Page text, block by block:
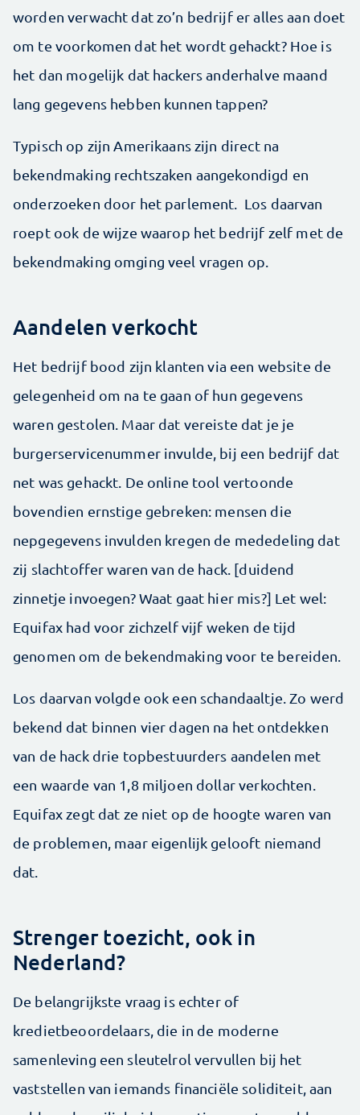
worden verwacht dat zo’n bedrijf er alles aan doet
om te voorkomen dat het wordt gehackt? Hoe is
het dan mogelijk dat hackers anderhalve maand
lang gegevens hebben kunnen tappen?
Typisch op zijn Amerikaans zijn direct na
bekendmaking rechtszaken aangekondigd en
onderzoeken door het parlement. Los daarvan
roept ook de wijze waarop het bedrijf zelf met de
bekendmaking omging veel vragen op.
Aandelen verkocht
Het bedrijf bood zijn klanten via een website de
gelegenheid om na te gaan of hun gegevens
waren gestolen. Maar dat vereiste dat je je
burgerservicenummer invulde, bij een bedrijf dat
net was gehackt. De online tool vertoonde
bovendien ernstige gebreken: mensen die
nepgegevens invulden kregen de mededeling dat
zij slachtoffer waren van de hack. [duidend
zinnetje invoegen? Waat gaat hier mis?] Let wel:
Equifax had voor zichzelf vijf weken de tijd
genomen om de bekendmaking voor te bereiden.
Los daarvan volgde ook een schandaaltje. Zo werd
bekend dat binnen vier dagen na het ontdekken
van de hack drie topbestuurders aandelen met
een waarde van 1,8 miljoen dollar verkochten.
Equifax zegt dat ze niet op de hoogte waren van
de problemen, maar eigenlijk gelooft niemand
dat.
Strenger toezicht, ook in
Nederland?
De belangrijkste vraag is echter of
kredietbeoordelaars, die in de moderne
samenleving een sleutelrol vervullen bij het
vaststellen van iemands financiële soliditeit, aan